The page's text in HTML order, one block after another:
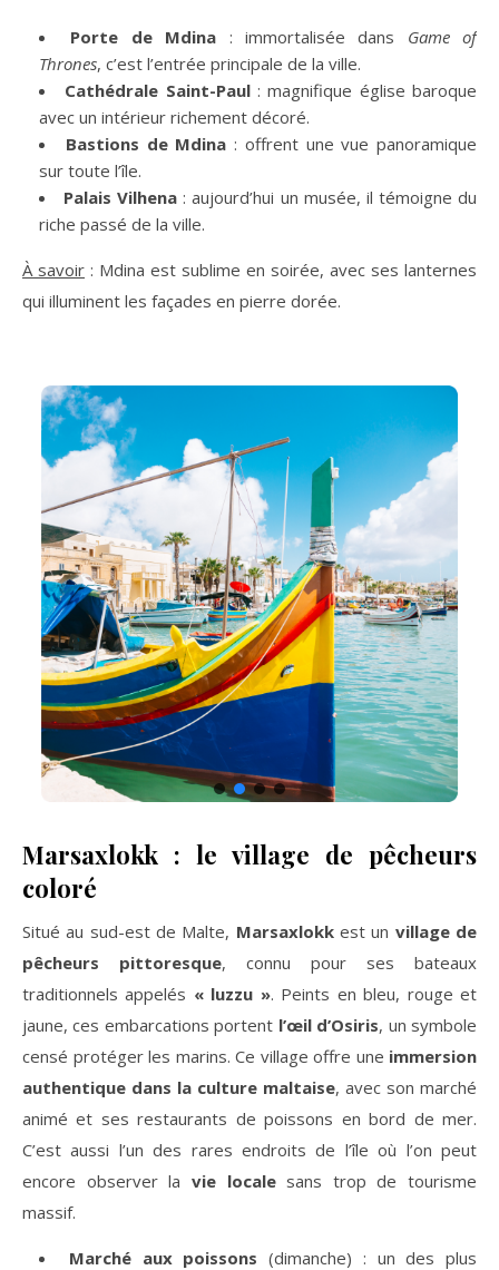
Porte de Mdina : immortalisée dans Game of
Thrones, c’est l’entrée principale de la ville.
Cathédrale Saint-Paul: magnifique église baroque
avec un intérieur richement décoré.
Bastions de Mdina : offrent une vue panoramique
sur toute l’île.
Palais Vilhena : aujourd’hui un musée, il témoigne du
riche passé de la ville.
À savoir : Mdina est sublime en soirée, avec ses lanternes
qui illuminent les façades en pierre dorée.
Marsaxlokk : le village de pêcheurs
coloré
Situé au sud-est de Malte, Marsaxlokkest un village de
pêcheurs pittoresque, connu pour ses bateaux
traditionnels appelés « luzzu ». Peints en bleu, rouge et
jaune, ces embarcations portent l’œil d’Osiris, un symbole
censé protéger les marins. Ce village offre une immersion
authentique dans la culture maltaise, avec son marché
animé et ses restaurants de poissons en bord de mer.
C’est aussi l’un des rares endroits de l’île où l’on peut
encore observer la vie localesans trop de tourisme
massif.
Marché aux poissons (dimanche) : un des plus